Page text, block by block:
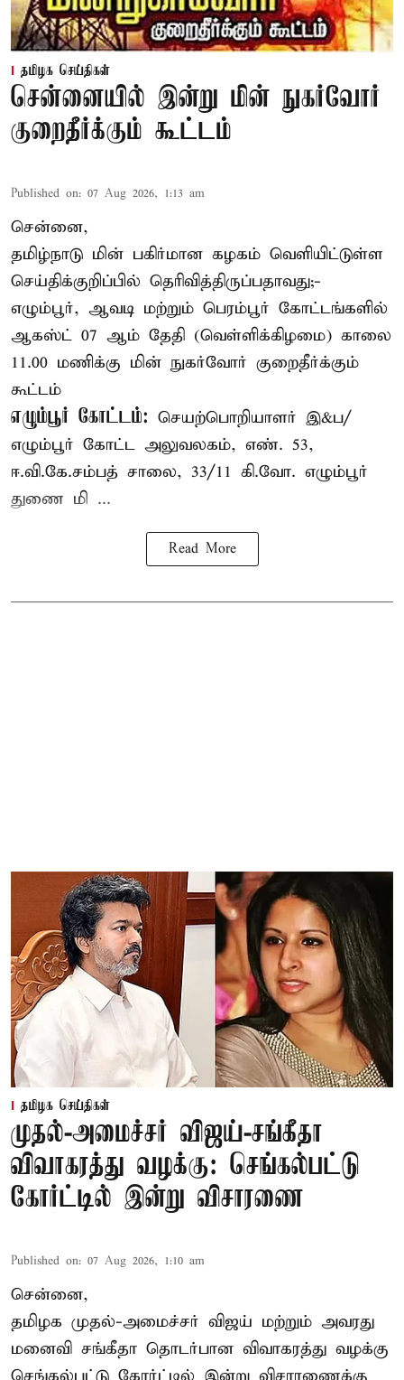
தமிழக செய்திகள்
சென்னையில் இன்று மின் நுகர்வோர்
குறைதீர்க்கும் கூட்டம்
Published on: 07 Aug 2026, 1:13 am
சென்னை,
தமிழ்நாடு மின் பகிர்மான கழகம் வெளியிட்டுள்ள
செய்திக்குறிப்பில் தெரிவித்திருப்பதாவது;-
எழும்பூர், ஆவடி மற்றும் பெரம்பூர் கோட்டங்களில்
ஆகஸ்ட் 07 ஆம் தேதி (வெள்ளிக்கிழமை) காலை
11.00 மணிக்கு மின் நுகர்வோர் குறைதீர்க்கும்
கூட்டம்
எழும்பூர் கோட்டம்: செயற்பொறியாளர் இ&ப/
எழும்பூர் கோட்ட அலுவலகம், எண். 53,
ஈ.வி.கே.சம்பத் சாலை, 33/11 கி.வோ. எழும்பூர்
துணை மி ...
Read More
தமிழக செய்திகள்
முதல்-அமைச்சர் விஜய்-சங்கீதா
விவாகரத்து வழக்கு: செங்கல்பட்டு
கோர்ட்டில் இன்று விசாரணை
Published on: 07 Aug 2026, 1:10 am
சென்னை,
தமிழக முதல்-அமைச்சர் விஜய் மற்றும் அவரது
மனைவி சங்கீதா தொடர்பான விவாகரத்து வழக்கு
செங்கல்பட்டு கோர்ட்டில் இன்று விசாரணைக்கு